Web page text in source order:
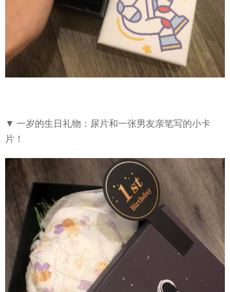
▼ 一岁的生日礼物：尿片和一张男友亲笔写的小卡
片！